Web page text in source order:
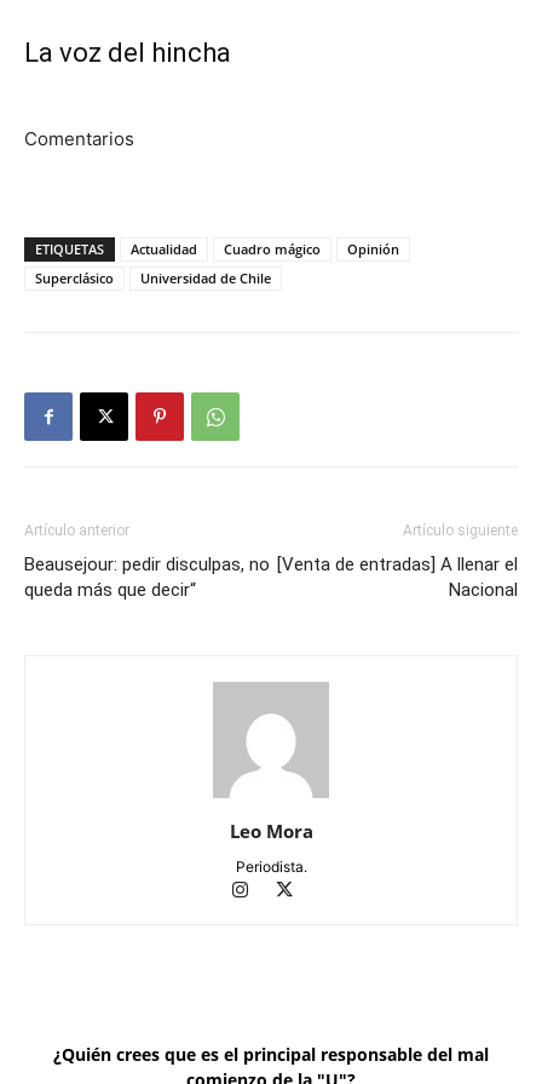
La voz del hincha
Comentarios
ETIQUETAS Actualidad Cuadro mágico
Opinión
Superclásico
Universidad de Chile
Artículo anterior
Beausejour: pedir disculpas, no
queda más que decir“
Artículo siguiente
[Venta de entradas] A llenar el
Nacional
Leo Mora
Periodista.
¿Quién crees que es el principal responsable del mal